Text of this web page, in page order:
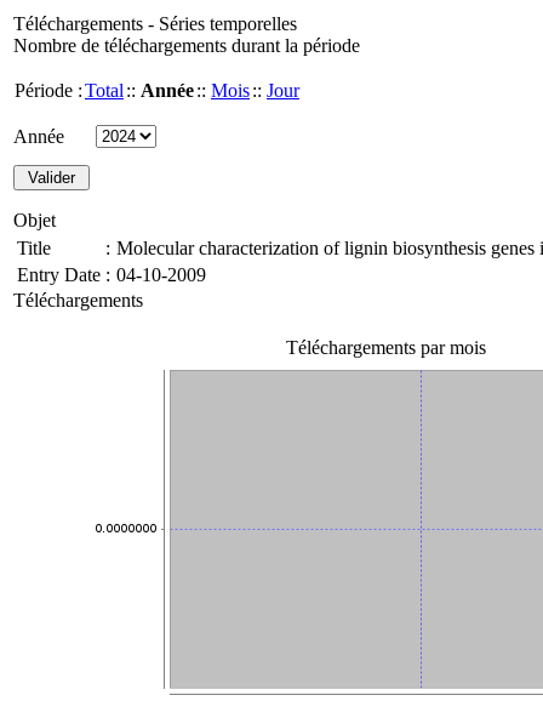
Téléchargements - Séries temporelles
Nombre de téléchargements durant la période
Période :Total :: Année:: Mois:: Jour
Année
Objet
Title
: Molecular characterization of lignin biosynthesis genes
Entry Date : 04-10-2009
Téléchargements
Téléchargements par mois